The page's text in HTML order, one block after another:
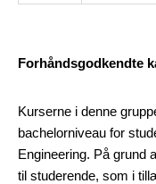
Forhåndsgodkendte
Kurserne i denne
bachelorniveau for
Engineering. På grund
til studerende, som i